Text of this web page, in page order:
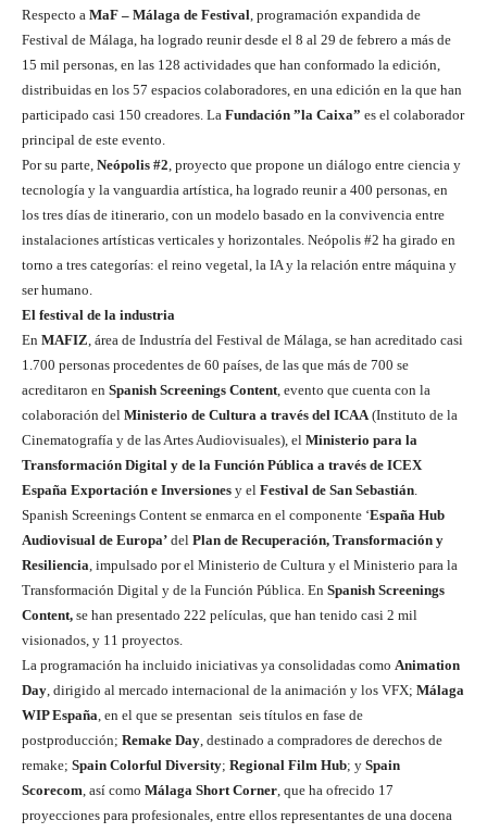
Respecto a MaF – Málaga de Festival, programación expandida de
Festival de Málaga, ha logrado reunir desde el 8 al 29 de febrero a más de
15 mil personas, en las 128 actividades que han conformado la edición,
distribuidas en los 57 espacios colaboradores, en una edición en la que han
participado casi 150 creadores. La Fundación ”la Caixa” es el colaborador
principal de este evento.
Por su parte, Neópolis #2, proyecto que propone un diálogo entre ciencia y
tecnología y la vanguardia artística, ha logrado reunir a 400 personas, en
los tres días de itinerario, con un modelo basado en la convivencia entre
instalaciones artísticas verticales y horizontales. Neópolis #2 ha girado en
torno a tres categorías: el reino vegetal, la IA y la relación entre máquina y
ser humano.
El festival de la industria
En MAFIZ, área de Industría del Festival de Málaga, se han acreditado casi
1.700 personas procedentes de 60 países, de las que más de 700 se
acreditaron en Spanish Screenings Content, evento que cuenta con la
colaboración del Ministerio de Cultura a través del ICAA(Instituto de la
Cinematografía y de las Artes Audiovisuales), el Ministerio para la
Transformación Digital y de la Función Pública a través de ICEX
España Exportación e Inversiones y el Festival de San Sebastián.
Spanish Screenings Content se enmarca en el componente ‘España Hub
Audiovisual de Europa’ del Plan de Recuperación, Transformación y
Resiliencia, impulsado por el Ministerio de Cultura y el Ministerio para la
Transformación Digital y de la Función Pública. En Spanish Screenings
Content, se han presentado 222 películas, que han tenido casi 2 mil
visionados, y 11 proyectos.
La programación ha incluido iniciativas ya consolidadas como Animation
Day, dirigido al mercado internacional de la animación y los VFX; Málaga
WIP España, en el que se presentan seis títulos en fase de
postproducción; Remake Day, destinado a compradores de derechos de
remake; Spain Colorful Diversity; Regional Film Hub; y Spain
Scorecom, así como Málaga Short Corner, que ha ofrecido 17
proyecciones para profesionales, entre ellos representantes de una docena